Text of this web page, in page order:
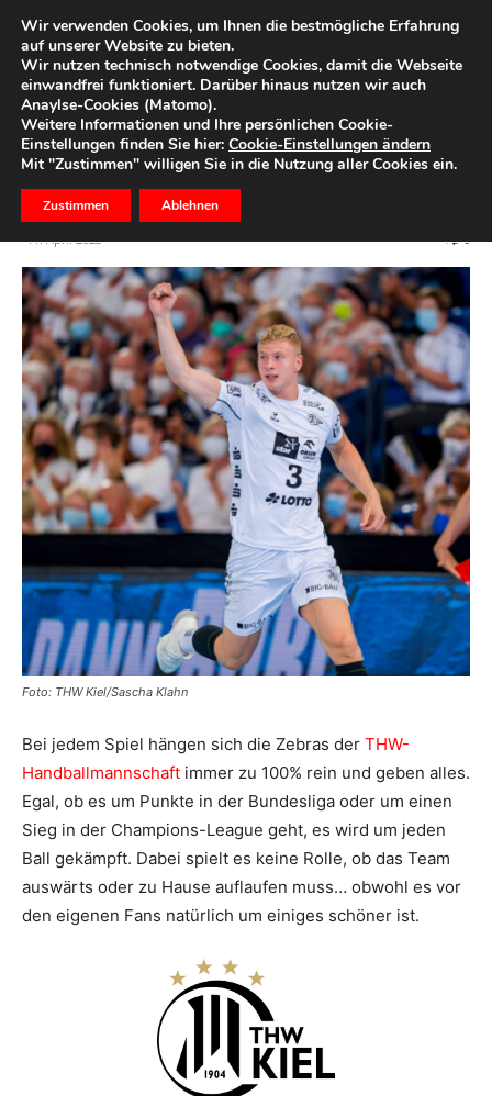
Start Ihre Region
Zebra-Talk mit Sven Ehrig
Die Förde Sparkasse bringt Fans und THW-Spieler
zusammen
11. April 2023 0
Foto: THW Kiel/Sascha Klahn
Bei jedem Spiel hängen sich die Zebras der THW-
Handballmannschaft immer zu 100% rein und geben alles.
Egal, ob es um Punkte in der Bundesliga oder um einen
Sieg in der Champions-League geht, es wird um jeden
Ball gekämpft. Dabei spielt es keine Rolle, ob das Team
auswärts oder zu Hause auflaufen muss… obwohl es vor
den eigenen Fans natürlich um einiges schöner ist.
Wir verwenden Cookies, um Ihnen die bestmögliche Erfahrung
auf unserer Website zu bieten.
Wir nutzen technisch notwendige Cookies, damit die Webseite
einwandfrei funktioniert. Darüber hinaus nutzen wir auch
Anaylse-Cookies (Matomo).
Weitere Informationen und Ihre persönlichen Cookie-
Einstellungen finden Sie hier: Cookie-Einstellungen ändern
Mit "Zustimmen" willigen Sie in die Nutzung aller Cookies ein.
Zustimmen Ablehnen